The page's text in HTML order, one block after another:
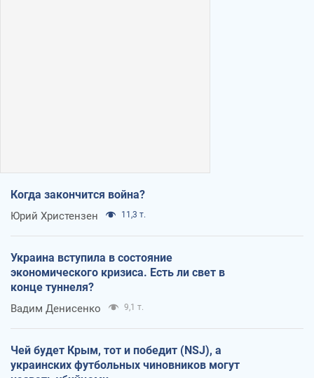
Когда закончится война?
Юрий Христензен 11,3 т.
Украина вступила в состояние
экономического кризиса. Есть ли свет в
конце туннеля?
Вадим Денисенко 9,1 т.
Чей будет Крым, тот и победит (NSJ), а
украинских футбольных чиновников могут